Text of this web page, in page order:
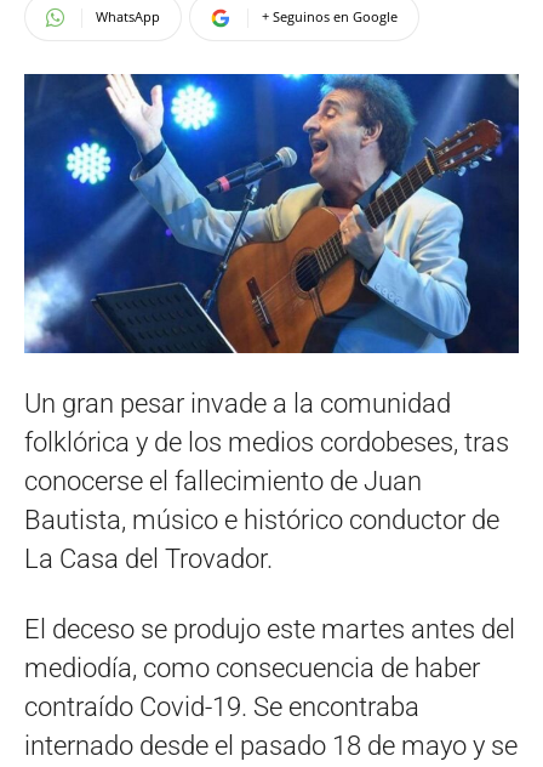
WhatsApp + Seguinos en Google
Un gran pesar invade a la comunidad
folklórica y de los medios cordobeses, tras
conocerse el fallecimiento de Juan
Bautista, músico e histórico conductor de
La Casa del Trovador.
El deceso se produjo este martes antes del
mediodía, como consecuencia de haber
contraído Covid-19. Se encontraba
internado desde el pasado 18 de mayo y se